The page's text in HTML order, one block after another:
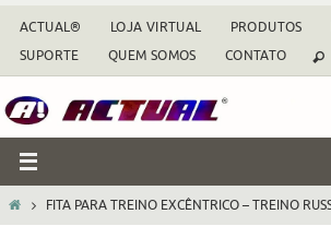
Skip
content
ACTUAL® LOJA VIRTUAL PRODUTOS
SUPORTE
QUEM SOMOS CONTATO
HOMEFITA PARA TREINO EXCÊNTRICO – TREINO